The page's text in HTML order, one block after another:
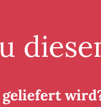
geliefert